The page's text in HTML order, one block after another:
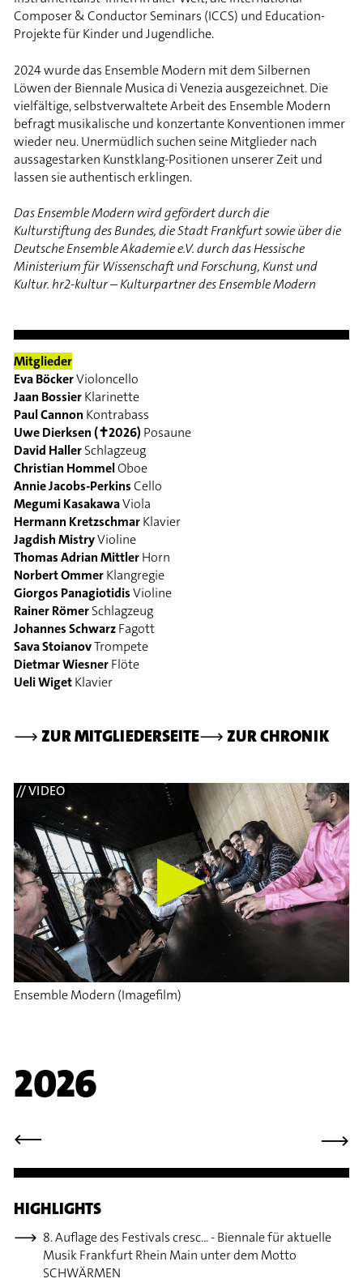
Mitglieder
Eva BöckerVioloncello
Jaan BossierKlarinette
Paul Cannon Kontrabass
Uwe Dierksen (✝2026) Posaune
David HallerSchlagzeug
Christian HommelOboe
Annie Jacobs-PerkinsCello
Megumi KasakawaViola
Hermann KretzschmarKlavier
Jagdish MistryVioline
Thomas Adrian MittlerHorn
Norbert OmmerKlangregie
Giorgos PanagiotidisVioline
Rainer RömerSchlagzeug
Johannes SchwarzFagott
Sava StoianovTrompete
Dietmar WiesnerFlöte
Ueli WigetKlavier
⟶ZUR MITGLIEDERSEITE⟶ZUR CHRONIK
// VIDEO
Ensemble Modern (Imagefilm)
Composer & Conductor Seminars (ICCS) und Education-
Projekte für Kinder und Jugendliche.
2024 wurde das Ensemble Modern mit dem Silbernen
Löwen der Biennale Musica di Venezia ausgezeichnet. Die
vielfältige, selbstverwaltete Arbeit des Ensemble Modern
befragt musikalische und konzertante Konventionen immer
wieder neu. Unermüdlich suchen seine Mitglieder nach
aussagestarken Kunstklang-Positionen unserer Zeit und
lassen sie authentisch erklingen.
Das Ensemble Modern wird gefördert durch die
Kulturstiftung des Bundes, die Stadt Frankfurt sowie über die
Deutsche Ensemble Akademie e.V. durch das Hessische
Ministerium für Wissenschaft und Forschung, Kunst und
Kultur. hr2-kultur – Kulturpartner des Ensemble Modern
⟶
2026
⟶
HIGHLIGHTS
8. Auflage des Festivals cresc... - Biennale für aktuelle
Musik Frankfurt Rhein Main unter dem Motto
SCHWÄRMEN